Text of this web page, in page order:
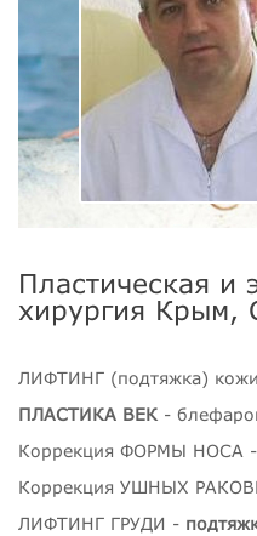
Пластическая и
хирургия Крым,
ЛИФТИНГ (подтяжка)
ПЛАСТИКА ВЕК -
Коррекция ФОРМЫ НОСА -
Коррекция УШНЫХ
ЛИФТИНГ ГРУДИ -